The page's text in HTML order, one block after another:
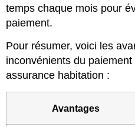
temps chaque mois pour
paiement.
Pour résumer, voici les
inconvénients du
assurance habitation :
Avantages